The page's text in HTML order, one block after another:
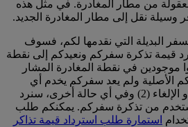
من مطار المغادرة. في مثل هذه
وسيلة نقل إلى مطار المغادرة الجديد.
البديلة التي نقدمها لكم، فسوف
يلي: (1) سنرد قيمة تذكرة سفركم ونعيدكم إلى نقطة
موجودين في نقطة المغادرة المشار
الأصلية ولم يعد سفركم يخدم أي
غرض نتيجة للتأخير أو الإلغاء (2) وفي أي حالة أخرى، سنرد
من تذكرة سفركم. يمكنكم طلب
استمارة طلب استرداد قيمة تذاكر